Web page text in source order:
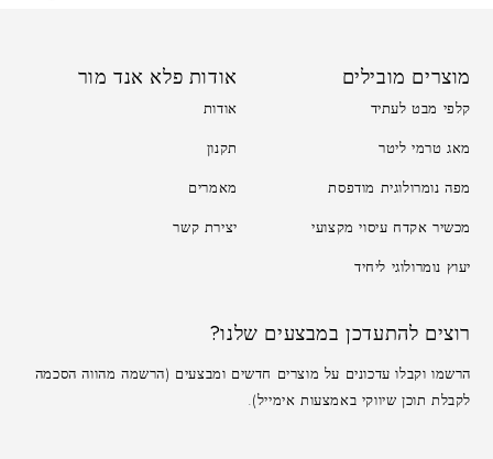
מוצרים מובילים
קלפי מבט לעתיד
מאג טרמי ליטר
מפה נומרולוגית מודפסת
מכשיר אקדח עיסוי מקצועי
יעוץ נומרולוגי ליחיד
אודות פלא אנד מור
אודות
תקנון
מאמרים
יצירת קשר
רוצים להתעדכן במבצעים שלנו?
הרשמו וקבלו עדכונים על מוצרים חדשים ומבצעים (הרשמה מהווה הסכמה
לקבלת תוכן שיווקי באמצעות אימייל).